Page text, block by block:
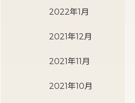
2022年1月
2021年12月
2021年11月
2021年10月